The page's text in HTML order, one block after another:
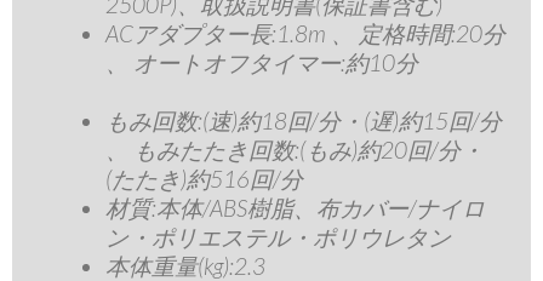
ACアダプター長:1.8m 、 定格時間:20分
、 オートオフタイマー:約10分
もみ回数:(速)約18回/分・(遅)約15回/分
、 もみたたき回数:(もみ)約20回/分・
(たたき)約516回/分
材質:本体/ABS樹脂、布カバー/ナイロ
ン・ポリエステル・ポリウレタン
本体重量(kg):2.3